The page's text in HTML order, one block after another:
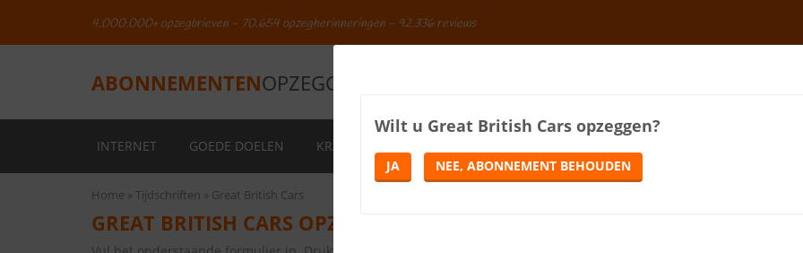
4.000.000+ opzegbrieven - 70.654 opzegherinneringen - 92.336 reviews
ABONNEMENTENOPZEGGEN.NL
INTERNET GOEDE DOELEN KRANTEN
Home Tijdschriften Great British Cars
GREAT BRITISH CARS OPZEGGEN
Wilt u Great British Cars opzeggen?
JA NEE, ABONNEMENT BEHOUDEN